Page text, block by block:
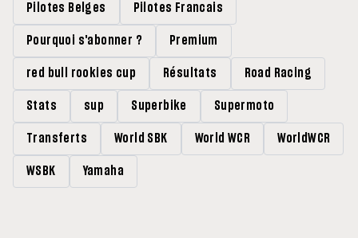
Pilotes Belges Pilotes Francais
Pourquoi s'abonner ? Premium
red bull rookies cup Résultats Road Racing
Stats sup Superbike Supermoto
Transferts World SBK World WCR WorldWCR
WSBK Yamaha